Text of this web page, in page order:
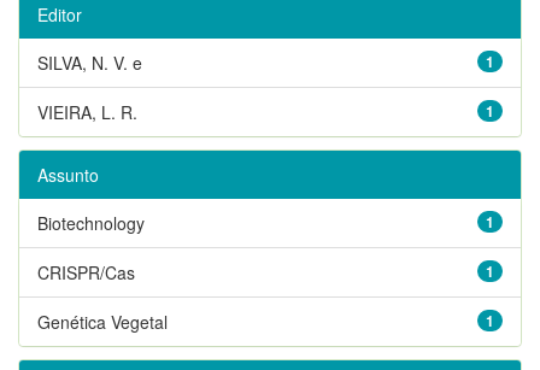
Editor
1
SILVA, N. V. e
1
VIEIRA, L. R.
Assunto
1
Biotechnology
1
CRISPR/Cas
1
Genética Vegetal